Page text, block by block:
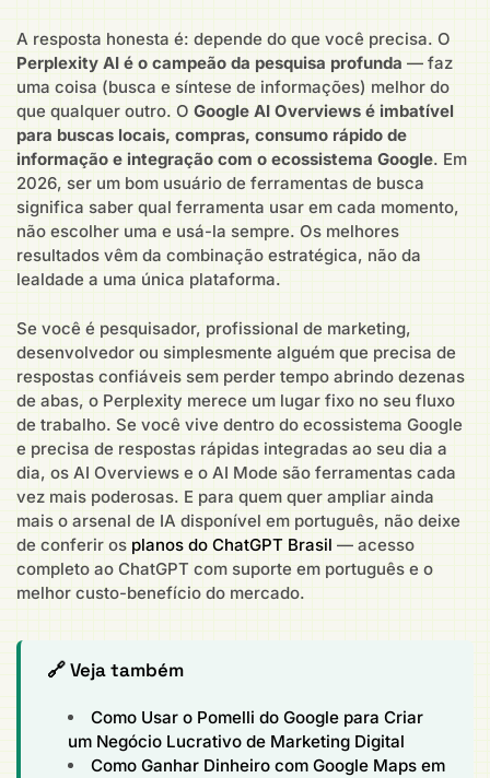
A resposta honesta é: depende do que você precisa. O
Perplexity AI é o campeão da pesquisa profunda — faz
uma coisa (busca e síntese de informações) melhor do
que qualquer outro. O Google AI Overviews é imbatível
para buscas locais, compras, consumo rápido de
informação e integração com o ecossistema Google. Em
2026, ser um bom usuário de ferramentas de busca
significa saber qual ferramenta usar em cada momento,
não escolher uma e usá-la sempre. Os melhores
resultados vêm da combinação estratégica, não da
lealdade a uma única plataforma.
Se você é pesquisador, profissional de marketing,
desenvolvedor ou simplesmente alguém que precisa de
respostas confiáveis sem perder tempo abrindo dezenas
de abas, o Perplexity merece um lugar fixo no seu fluxo
de trabalho. Se você vive dentro do ecossistema Google
e precisa de respostas rápidas integradas ao seu dia a
dia, os AI Overviews e o AI Mode são ferramentas cada
vez mais poderosas. E para quem quer ampliar ainda
mais o arsenal de IA disponível em português, não deixe
de conferir os planos do ChatGPT Brasil — acesso
completo ao ChatGPT com suporte em português e o
melhor custo-benefício do mercado.
🔗 Veja também
Como Usar o Pomelli do Google para Criar
um Negócio Lucrativo de Marketing Digital
Como Ganhar Dinheiro com Google Maps em